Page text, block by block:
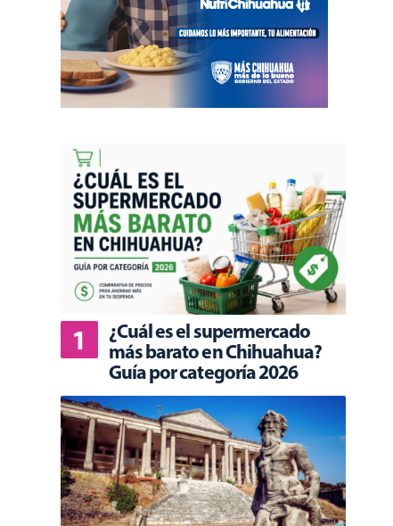
¿Cuál es el supermercado
más barato en Chihuahua?
Guía por categoría 2026